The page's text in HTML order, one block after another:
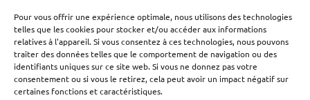
Pour vous offrir une expérience optimale, nous utilisons des technologies
telles que les cookies pour stocker et/ou accéder aux informations
relatives à l'appareil. Si vous consentez à ces technologies, nous pouvons
traiter des données telles que le comportement de navigation ou des
identifiants uniques sur ce site web. Si vous ne donnez pas votre
consentement ou si vous le retirez, cela peut avoir un impact négatif sur
certaines fonctions et caractéristiques.
Politiques
Conditions d'utilisation
Politique de confidentialité
Politique de traitement des données
Politique en matière de cookies
Politique anti-spam
Español
Português
Polski